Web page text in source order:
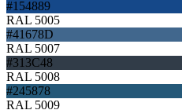
#154889
RAL 5005
#41678D
RAL 5007
#313C48
RAL 5008
#245878
RAL 5009